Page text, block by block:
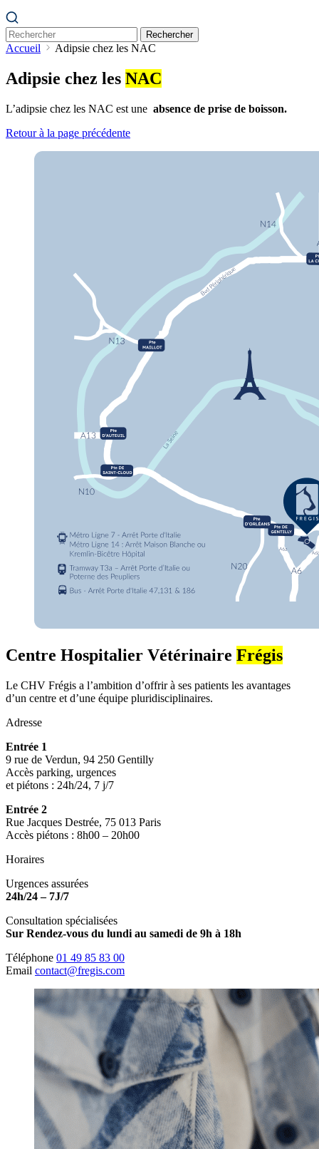
Rechercher
Accueil Adipsie chez les NAC
Adipsie chez les NAC
L’adipsie chez les NAC est une absence de prise de boisson.
Retour à la page précédente
Centre Hospitalier Vétérinaire Frégis
Le CHV Frégis a l’ambition d’offrir à ses patients les avantages
d’un centre et d’une équipe pluridisciplinaires.
Adresse
Entrée 1
9 rue de Verdun, 94 250 Gentilly
Accès parking, urgences
et piétons : 24h/24, 7 j/7
Entrée 2
Rue Jacques Destrée, 75 013 Paris
Accès piétons : 8h00 – 20h00
Horaires
Urgences assurées
24h/24 – 7J/7
Consultation spécialisées
Sur Rendez-vous du lundi au samedi de 9h à 18h
Téléphone 01 49 85 83 00
Email contact@fregis.com